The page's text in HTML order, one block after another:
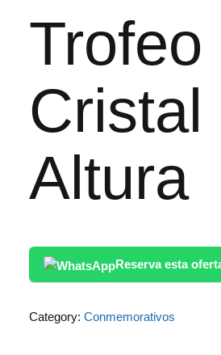
Trofeo
Cristal
Altura
Reserva esta
Category: Conmemorativos